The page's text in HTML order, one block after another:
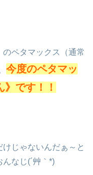
ペタマックス（通常
今度のペタマッ
です！！
じゃないんだぁ～と
なじ(´艸｀*)